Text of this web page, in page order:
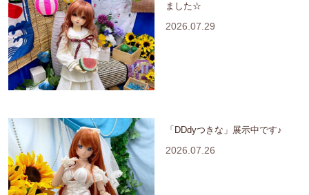
ました☆
2026.07.29
「DDdyつきな」展示中です♪
2026.07.26